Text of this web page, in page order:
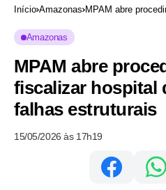
Início Amazonas MPAM abre
Amazonas
MPAM abre
fiscalizar hospital
falhas estruturais
15/05/2026 às 17h19